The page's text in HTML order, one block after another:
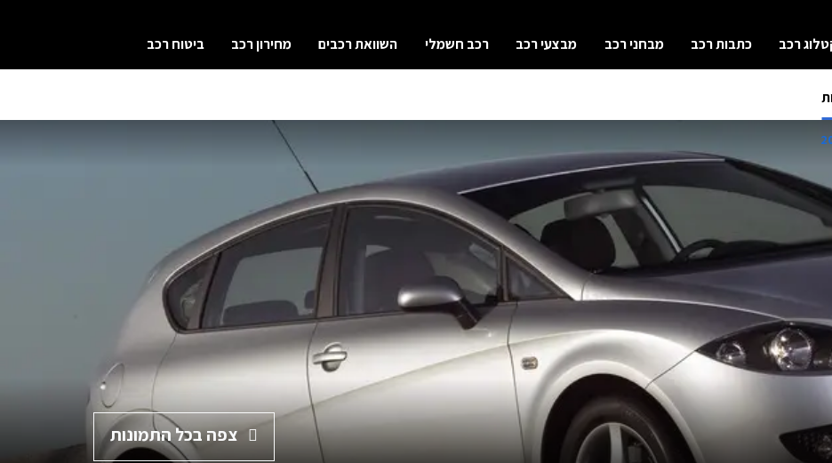
רכב כתבות רכב מבחני רכב מבצעי רכב רכב חשמלי השוואת רכבים מחירון רכב ביטוח רכב
צפה בכל התמונות